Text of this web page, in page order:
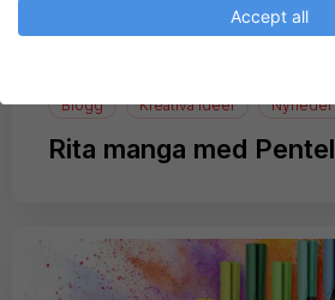
Blogg Kreativa idéer Nyheder
Rita manga med Pentel
Accept all